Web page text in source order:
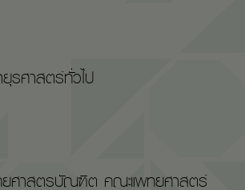
รศาสตร์ทั่วไป
าสตรบัณฑิต คณะแพทยศาสตร์